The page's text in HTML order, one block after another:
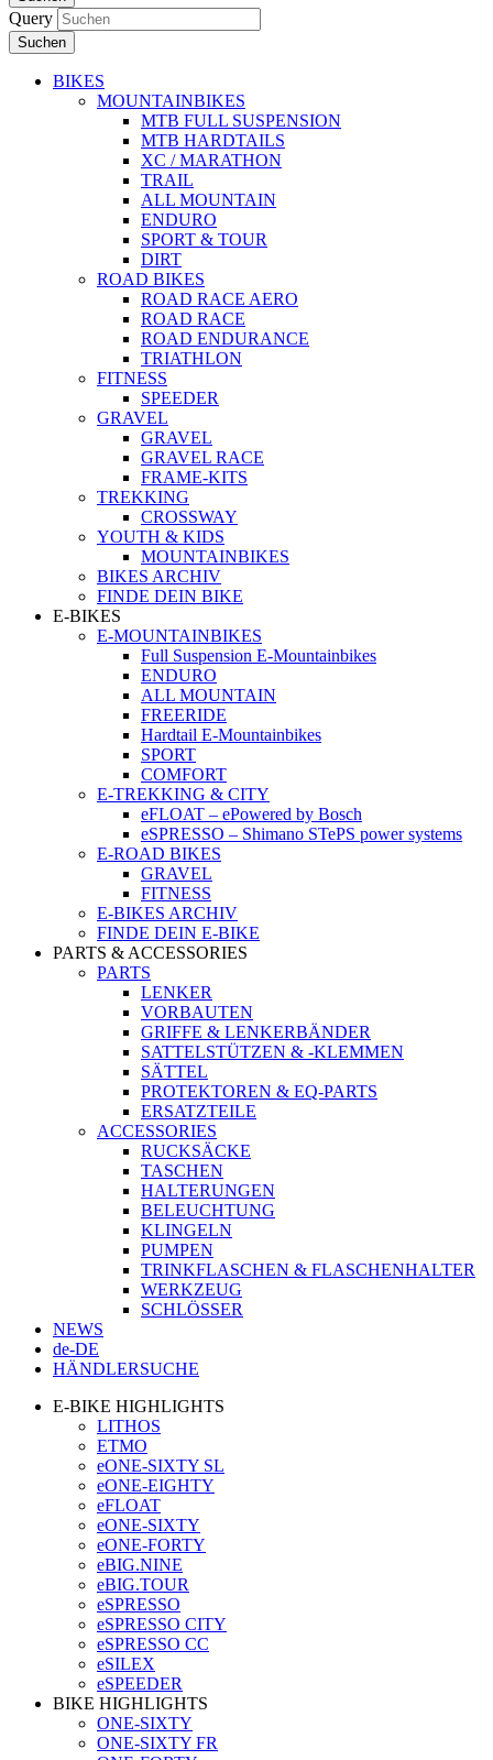
Query
Suchen
BIKES
MOUNTAINBIKES
MTB FULL SUSPENSION
MTB HARDTAILS
XC / MARATHON
TRAIL
ALL MOUNTAIN
ENDURO
SPORT & TOUR
DIRT
ROAD BIKES
ROAD RACE AERO
ROAD RACE
ROAD ENDURANCE
TRIATHLON
FITNESS
SPEEDER
GRAVEL
GRAVEL
GRAVEL RACE
FRAME-KITS
TREKKING
CROSSWAY
YOUTH & KIDS
MOUNTAINBIKES
BIKES ARCHIV
FINDE DEIN BIKE
E-BIKES
E-MOUNTAINBIKES
Full Suspension E-Mountainbikes
ENDURO
ALL MOUNTAIN
FREERIDE
Hardtail E-Mountainbikes
SPORT
COMFORT
E-TREKKING & CITY
eFLOAT – ePowered by Bosch
eSPRESSO – Shimano STePS power systems
E-ROAD BIKES
GRAVEL
FITNESS
E-BIKES ARCHIV
FINDE DEIN E-BIKE
PARTS & ACCESSORIES
PARTS
LENKER
VORBAUTEN
GRIFFE & LENKERBÄNDER
SATTELSTÜTZEN & -KLEMMEN
SÄTTEL
PROTEKTOREN & EQ-PARTS
ERSATZTEILE
ACCESSORIES
RUCKSÄCKE
TASCHEN
HALTERUNGEN
BELEUCHTUNG
KLINGELN
PUMPEN
TRINKFLASCHEN & FLASCHENHALTER
WERKZEUG
SCHLÖSSER
NEWS
de-DE
HÄNDLERSUCHE
E-BIKE HIGHLIGHTS
LITHOS
ETMO
eONE-SIXTY SL
eONE-EIGHTY
eFLOAT
eONE-SIXTY
eONE-FORTY
eBIG.NINE
eBIG.TOUR
eSPRESSO
eSPRESSO CITY
eSPRESSO CC
eSILEX
eSPEEDER
BIKE HIGHLIGHTS
ONE-SIXTY
ONE-SIXTY FR